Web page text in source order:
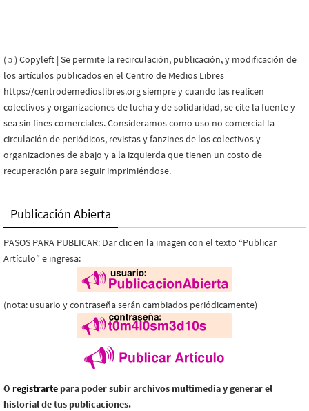
( ɔ ) Copyleft | Se permite la recirculación, publicación, y modificación de
los artículos publicados en el Centro de Medios Libres
https://centrodemedioslibres.org siempre y cuando las realicen
colectivos y organizaciones de lucha y de solidaridad, se cite la fuente y
sea sin fines comerciales. Consideramos como uso no comercial la
circulación de periódicos, revistas y fanzines de los colectivos y
organizaciones de abajo y a la izquierda que tienen un costo de
recuperación para seguir imprimiéndose.
Publicación Abierta
PASOS PARA PUBLICAR: Dar clic en la imagen con el texto “Publicar
Artículo” e ingresa:
(nota: usuario y contraseña serán cambiados periódicamente)
O registrarte para poder subir archivos multimedia y generar el
historial de tus publicaciones.